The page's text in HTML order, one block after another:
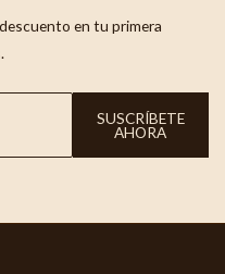
en tu primera
SUSCRÍBETE
AHORA